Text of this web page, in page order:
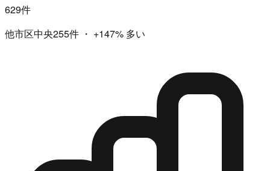
629件
他市区中央255件 ・ +147% 多い